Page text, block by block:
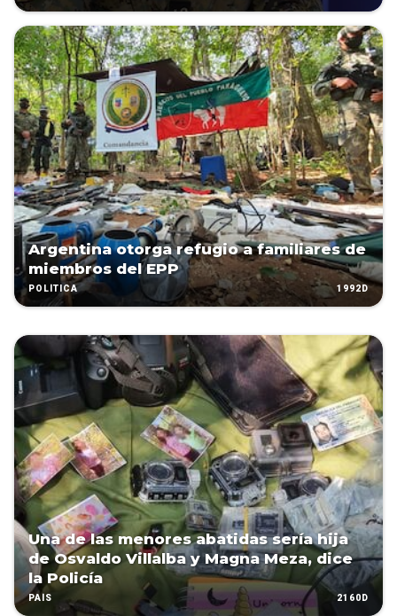
Argentina otorga refugio a familiares de
miembros del EPP
POLÍTICA 1992D
Una de las menores abatidas sería hija
de Osvaldo Villalba y Magna Meza, dice
la Policía
PAÍS 2160D